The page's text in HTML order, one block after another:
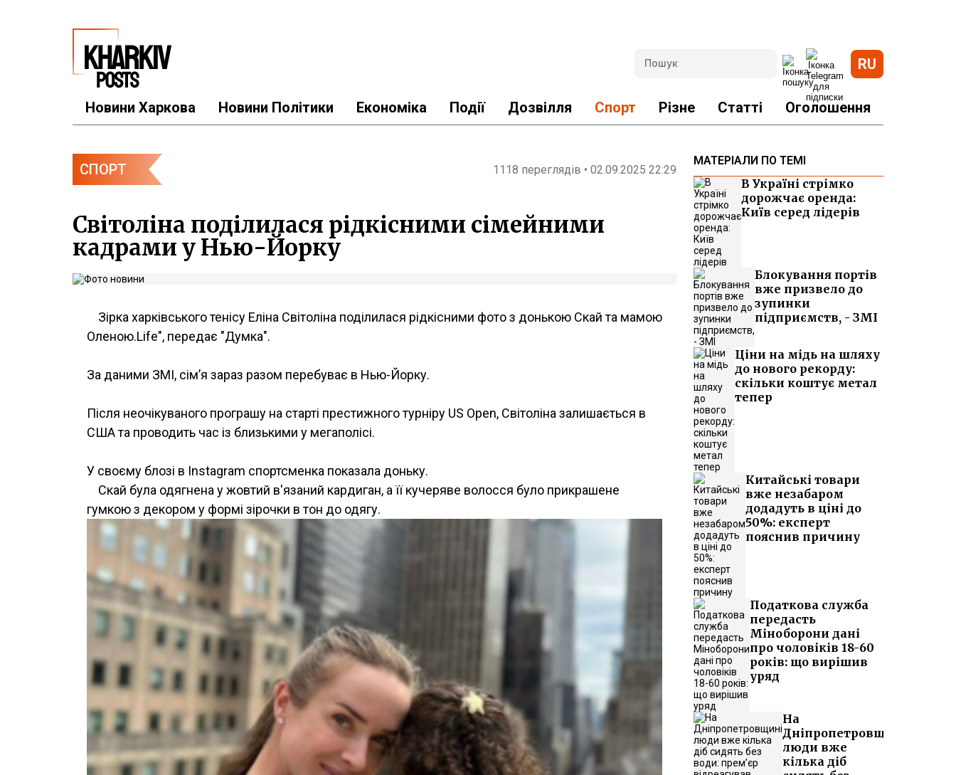
RU
Новини Харкова Новини Політики Економіка Події Дозвілля Спорт Різне Статті Оголошення
СПОРТ 1118 переглядів • 02.09.2025 22:29
Світоліна поділилася рідкісними сімейними
кадрами у Нью-Йорку
Зірка харківського тенісу Еліна Світоліна поділилася рідкісними фото з донькою Скай та мамою
Оленою.Life", передає "Думка".
За даними ЗМІ, сім’я зараз разом перебуває в Нью-Йорку.
Після неочікуваного програшу на старті престижного турніру US Open, Світоліна залишається в
США та проводить час із близькими у мегаполісі.
У своєму блозі в Instagram спортсменка показала доньку.
Скай була одягнена у жовтий в'язаний кардиган, а її кучеряве волосся було прикрашене
гумкою з декором у формі зірочки в тон до одягу.
МАТЕРІАЛИ ПО ТЕМІ
В Україні стрімко
дорожчає оренда:
Київ серед лідерів
Блокування портів
вже призвело до
зупинки
підприємств, - ЗМІ
Ціни на мідь на шляху
до нового рекорду:
скільки коштує метал
тепер
Китайські товари
вже незабаром
додадуть в ціні до
50%: експерт
пояснив причину
Податкова служба
передасть
Міноборони дані
про чоловіків 18-60
років: що вирішив
уряд
На
Дніпропетровщині
люди вже
кілька діб